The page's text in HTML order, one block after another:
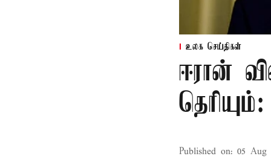
உலக செய்திகள்
ஈரான்
Published on: 05 Aug